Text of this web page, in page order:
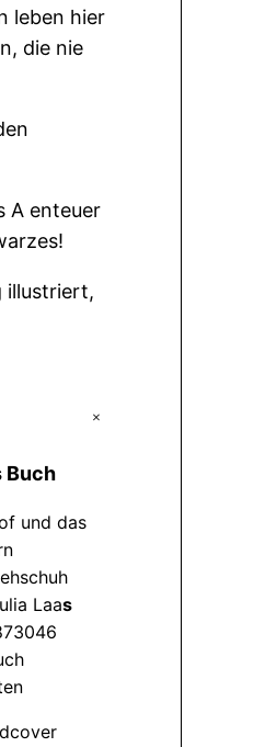
leben hier
die nie
A enteuer
illustriert,
+
Buch
und das
Laas